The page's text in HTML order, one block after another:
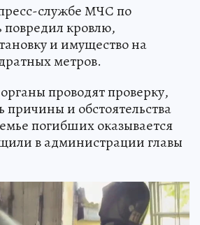
службе МЧС по
повредил кровлю,
и имущество на
метров.
проводят проверку,
причины и обстоятельства
погибших оказывается
в администрации главы